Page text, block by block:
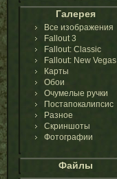
Галерея
Все изображения
Fallout 3
Fallout: Classic
Fallout: New Vegas
Карты
Обои
Очумелые ручки
Постапокалипсис
Разное
Скриншоты
Фотографии
Файлы